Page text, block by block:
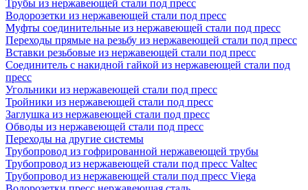
Трубы из нержавеющей стали под пресс
Водорозетки из нержавеющей стали под пресс
Муфты соединительные из нержавеющей стали под пресс
Переходы прямые на резьбу из нержавеющей стали под пресс
Вставки резьбовые из нержавеющей стали под пресс
Соединитель с накидной гайкой из нержавеющей стали под
пресс
Угольники из нержавеющей стали под пресс
Тройники из нержавеющей стали под пресс
Заглушка из нержавеющей стали под пресс
Обводы из нержавеющей стали под пресс
Переходы на другие системы
Трубопровод из гофрированной нержавеющей трубы
Трубопровод из нержавеющей стали под пресс Valtec
Трубопровод из нержавеющей стали под пресс Viega